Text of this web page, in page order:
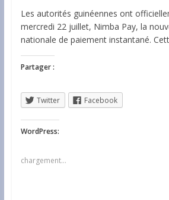
Les autorités guinéennes ont
mercredi 22 juillet, Nimba Pay, la
nationale de paiement instantané.
Partager :
Twitter Facebook
WordPress:
chargement…